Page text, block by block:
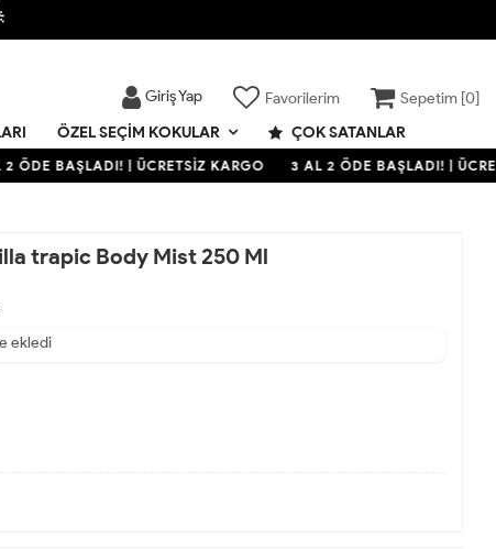
Giriş Yap Favorilerim Sepetim [0]
ÖZEL SEÇIM KOKULAR ÇOK SATANLAR
ÖDE BAŞLADI! | ÜCRETSİZ KARGO 3 AL 2 ÖDE BAŞLADI! |
trapic Body Mist 250 Ml
ekledi